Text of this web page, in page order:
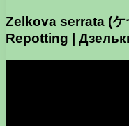
Zelkova serrata (
Repotting |